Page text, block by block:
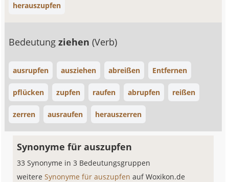
herauszupfen
Bedeutungziehen(Verb)
ausrupfen ausziehen abreißen Entfernen
pflücken zupfen raufen abrupfen reißen
zerren ausraufen herauszerren
Synonyme für auszupfen
33 Synonyme in 3 Bedeutungsgruppen
weitereSynonyme für auszupfenauf Woxikon.de